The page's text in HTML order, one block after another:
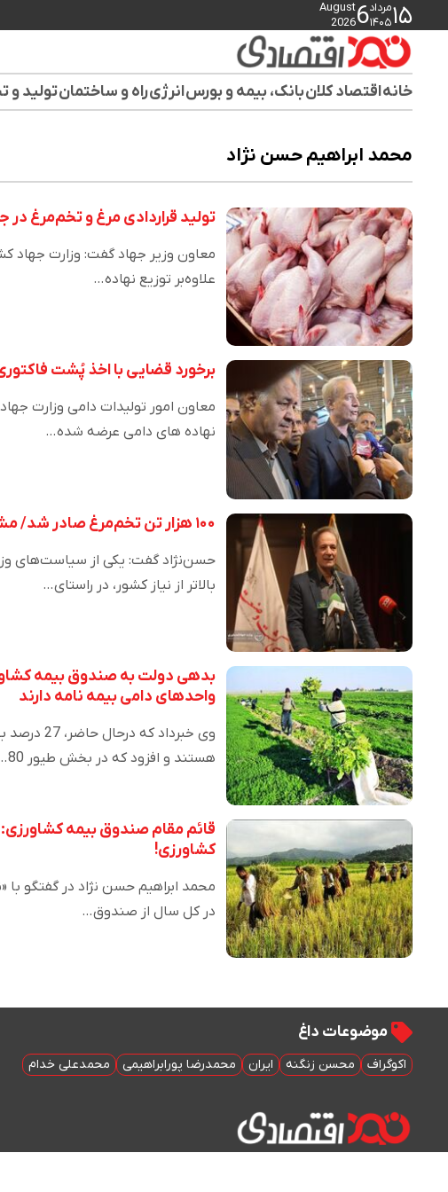
۱۵مرداد
۱۴۰۵6
August
2026
خانهاقتصاد کلانبانک، بیمه و بورسانرژیراه و ساختمانتولید و
محمد ابراهیم حسن نژاد
تولید قراردادی مرغ و تخم‌مرغ
معاون وزیر جهاد گفت: وزارت جهاد
علاوه‌بر توزیع نهاده…
برخورد قضایی با اخذ پُشت
معاون امور تولیدات دامی وزارت
نهاده های دامی عرضه شده…
۱۰۰ هزار تن تخم‌مرغ صادر شد/ مشکلات روستاها روی تولید گوشت قرمز اثر گذاشته
حسن‌نژاد گفت: یکی از سیاست‌های
بالاتر از نیاز کشور، در راستای…
واحدهای دامی بیمه نامه دارند
هستند و افزود که در بخش طیور 80…
قائم مقام صندوق بیمه
کشاورزی!
محمد ابراهیم حسن نژاد در گفتگو با
در کل سال از صندوق…
موضوعات داغ
اکوگراف محسن زنگنه ایران محمدرضا پورابراهیمی محمدعلی خدام